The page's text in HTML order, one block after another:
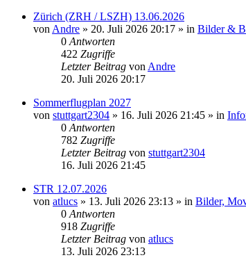
Zürich (ZRH / LSZH) 13.06.2026
von Andre » 20. Juli 2026 20:17 » in Bilder &
0 Antworten
422 Zugriffe
Letzter Beitrag von Andre
20. Juli 2026 20:17
Sommerflugplan 2027
von stuttgart2304 » 16. Juli 2026 21:45 » in
0 Antworten
782 Zugriffe
Letzter Beitrag von stuttgart2304
16. Juli 2026 21:45
STR 12.07.2026
von atlucs » 13. Juli 2026 23:13 » in Bilder,
0 Antworten
918 Zugriffe
Letzter Beitrag von atlucs
13. Juli 2026 23:13